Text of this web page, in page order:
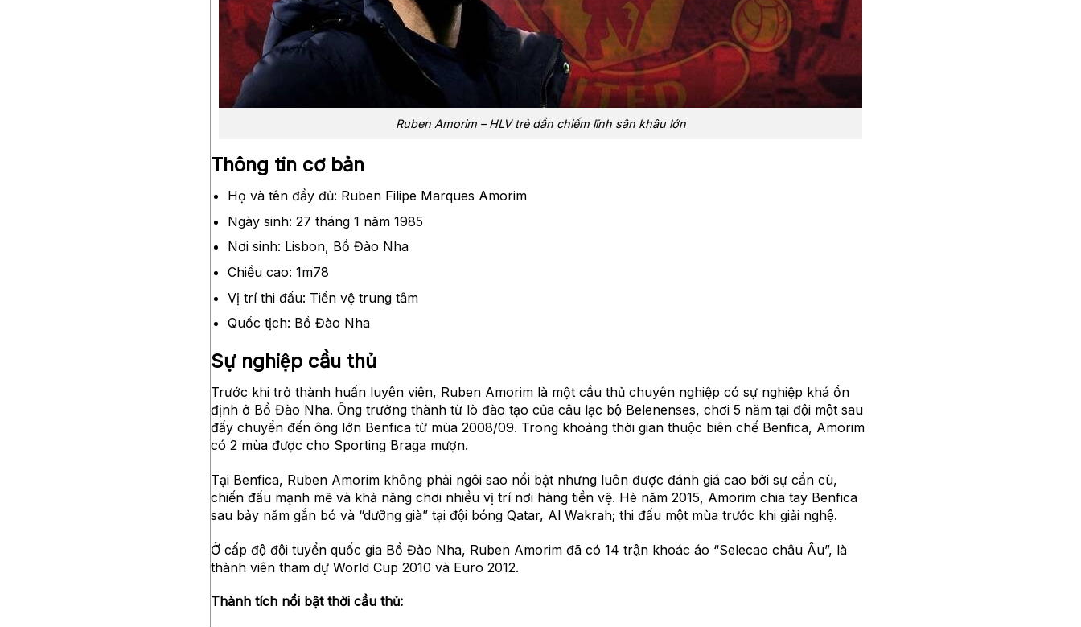
Ruben Amorim – HLV trẻ dần chiếm lĩnh sân khâu lớn
Thông tin cơ bản
Họ và tên đầy đủ: Ruben Filipe Marques Amorim
Ngày sinh: 27 tháng 1 năm 1985
Nơi sinh: Lisbon, Bồ Đào Nha
Chiều cao: 1m78
Vị trí thi đấu: Tiền vệ trung tâm
Quốc tịch: Bồ Đào Nha
Sự nghiệp cầu thủ
Trước khi trở thành huấn luyện viên, Ruben Amorim là một cầu thủ chuyên nghiệp có sự nghiệp khá ổn
định ở Bồ Đào Nha. Ông trưởng thành từ lò đào tạo của câu lạc bộ Belenenses, chơi 5 năm tại đội một sau
đấy chuyển đến ông lớn Benfica từ mùa 2008/09. Trong khoảng thời gian thuộc biên chế Benfica, Amorim
có 2 mùa được cho Sporting Braga mượn.
Tại Benfica, Ruben Amorim không phải ngôi sao nổi bật nhưng luôn được đánh giá cao bởi sự cần cù,
chiến đấu mạnh mẽ và khả năng chơi nhiều vị trí nơi hàng tiền vệ. Hè năm 2015, Amorim chia tay Benfica
sau bảy năm gắn bó và “dưỡng già” tại đội bóng Qatar, Al Wakrah; thi đấu một mùa trước khi giải nghệ.
Ở cấp độ đội tuyển quốc gia Bồ Đào Nha, Ruben Amorim đã có 14 trận khoác áo “Selecao châu Âu”, là
thành viên tham dự World Cup 2010 và Euro 2012.
Thành tích nổi bật thời cầu thủ: